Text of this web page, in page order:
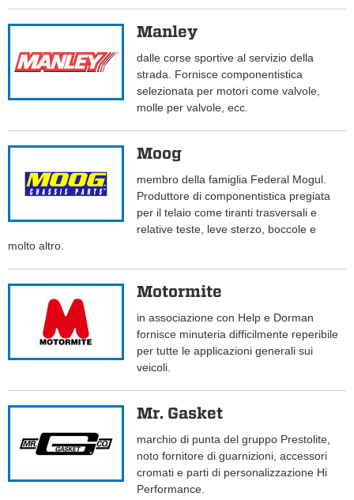
Manley
dalle corse sportive al servizio della
strada. Fornisce componentistica
selezionata per motori come valvole,
molle per valvole, ecc.
Moog
membro della famiglia Federal Mogul.
Produttore di componentistica pregiata
per il telaio come tiranti trasversali e
relative teste, leve sterzo, boccole e
molto altro.
Motormite
in associazione con Help e Dorman
fornisce minuteria difficilmente reperibile
per tutte le applicazioni generali sui
veicoli.
Mr. Gasket
marchio di punta del gruppo Prestolite,
noto fornitore di guarnizioni, accessori
cromati e parti di personalizzazione Hi
Performance.